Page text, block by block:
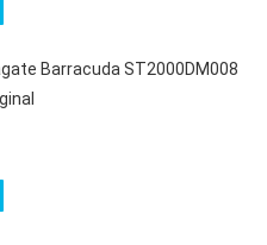
Barracuda ST2000DM008